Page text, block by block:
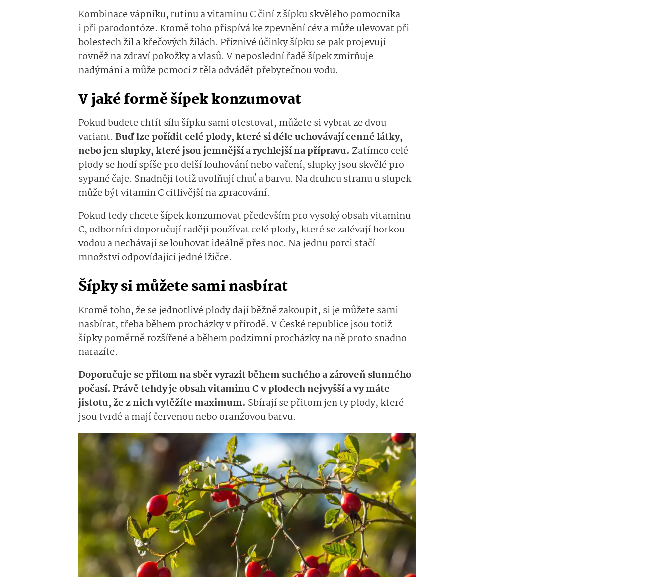
Kombinace vápníku, rutinu a vitaminu C činí z šípku skvělého pomocníka
i při parodontóze. Kromě toho přispívá ke zpevnění cév a může ulevovat při
bolestech žil a křečových žilách. Příznivé účinky šípku se pak projevují
rovněž na zdraví pokožky a vlasů. V neposlední řadě šípek zmírňuje
nadýmání a může pomoci z těla odvádět přebytečnou vodu.
V jaké formě šípek konzumovat
Pokud budete chtít sílu šípku sami otestovat, můžete si vybrat ze dvou
variant. Buď lze pořídit celé plody, které si déle uchovávají cenné látky,
nebo jen slupky, které jsou jemnější a rychlejší na přípravu. Zatímco celé
plody se hodí spíše pro delší louhování nebo vaření, slupky jsou skvělé pro
sypané čaje. Snadněji totiž uvolňují chuť a barvu. Na druhou stranu u slupek
může být vitamin C citlivější na zpracování.
Pokud tedy chcete šípek konzumovat především pro vysoký obsah vitaminu
C, odborníci doporučují raději používat celé plody, které se zalévají horkou
vodou a nechávají se louhovat ideálně přes noc. Na jednu porci stačí
množství odpovídající jedné lžičce.
Šípky si můžete sami nasbírat
Kromě toho, že se jednotlivé plody dají běžně zakoupit, si je můžete sami
nasbírat, třeba během procházky v přírodě. V České republice jsou totiž
šípky poměrně rozšířené a během podzimní procházky na ně proto snadno
narazíte.
Doporučuje se přitom na sběr vyrazit během suchého a zároveň slunného
počasí. Právě tehdy je obsah vitaminu C v plodech nejvyšší a vy máte
jistotu, že z nich vytěžíte maximum. Sbírají se přitom jen ty plody, které
jsou tvrdé a mají červenou nebo oranžovou barvu.